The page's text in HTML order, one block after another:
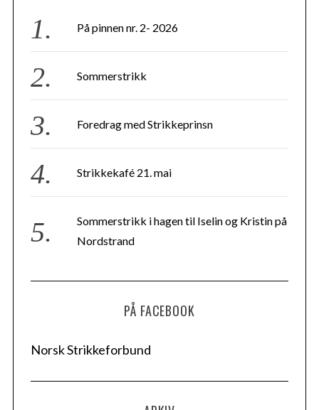
På pinnen nr. 2- 2026
Sommerstrikk
Foredrag med Strikkeprinsn
Strikkekafé 21. mai
Sommerstrikk i hagen til Iselin og Kristin på
Nordstrand
PÅ FACEBOOK
Norsk Strikkeforbund